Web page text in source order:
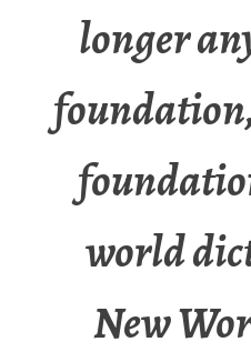
longer
world
New